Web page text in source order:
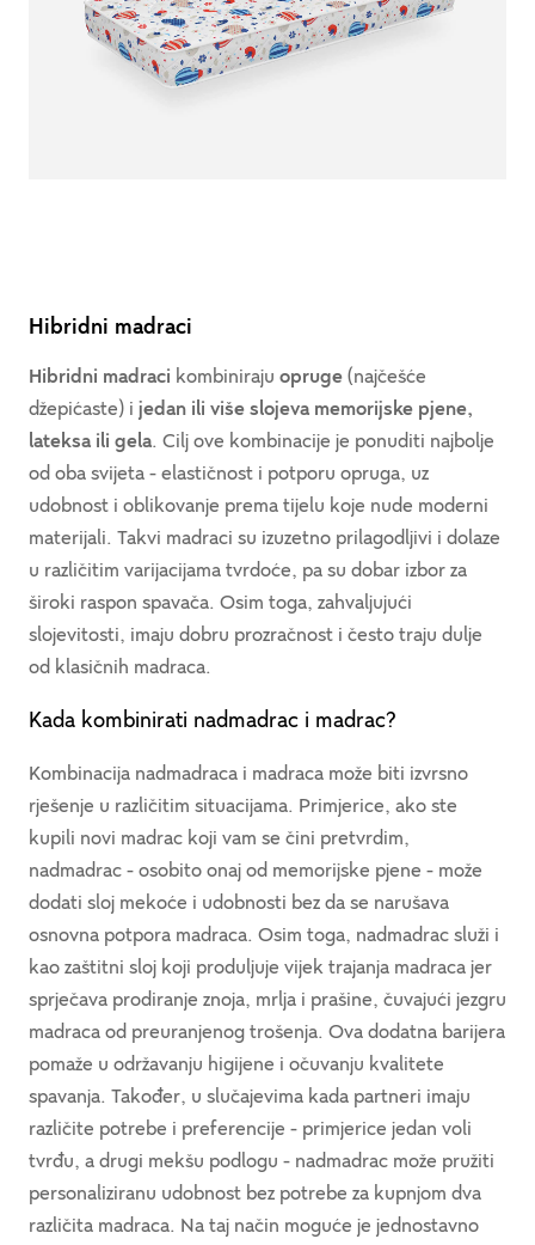
Hibridni madraci
Hibridni madraci kombiniraju opruge (najčešće
džepićaste) i jedan ili više slojeva memorijske pjene,
lateksa ili gela. Cilj ove kombinacije je ponuditi najbolje
od oba svijeta - elastičnost i potporu opruga, uz
udobnost i oblikovanje prema tijelu koje nude moderni
materijali. Takvi madraci su izuzetno prilagodljivi i dolaze
u različitim varijacijama tvrdoće, pa su dobar izbor za
široki raspon spavača. Osim toga, zahvaljujući
slojevitosti, imaju dobru prozračnost i često traju dulje
od klasičnih madraca.
Kada kombinirati nadmadrac i madrac?
Kombinacija nadmadraca i madraca može biti izvrsno
rješenje u različitim situacijama. Primjerice, ako ste
kupili novi madrac koji vam se čini pretvrdim,
nadmadrac - osobito onaj od memorijske pjene - može
dodati sloj mekoće i udobnosti bez da se narušava
osnovna potpora madraca. Osim toga, nadmadrac služi i
kao zaštitni sloj koji produljuje vijek trajanja madraca jer
sprječava prodiranje znoja, mrlja i prašine, čuvajući jezgru
madraca od preuranjenog trošenja. Ova dodatna barijera
pomaže u održavanju higijene i očuvanju kvalitete
spavanja. Također, u slučajevima kada partneri imaju
različite potrebe i preferencije - primjerice jedan voli
tvrđu, a drugi mekšu podlogu - nadmadrac može pružiti
personaliziranu udobnost bez potrebe za kupnjom dva
različita madraca. Na taj način moguće je jednostavno